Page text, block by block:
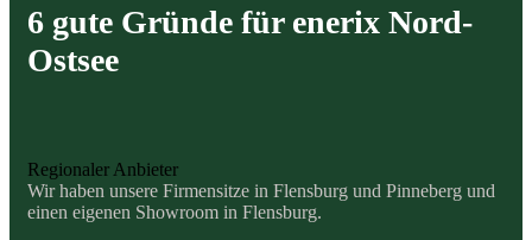
6 gute Gründe für enerix Nord-
Ostsee
Regionaler Anbieter
Wir haben unsere Firmensitze in Flensburg und Pinneberg und
einen eigenen Showroom in Flensburg.